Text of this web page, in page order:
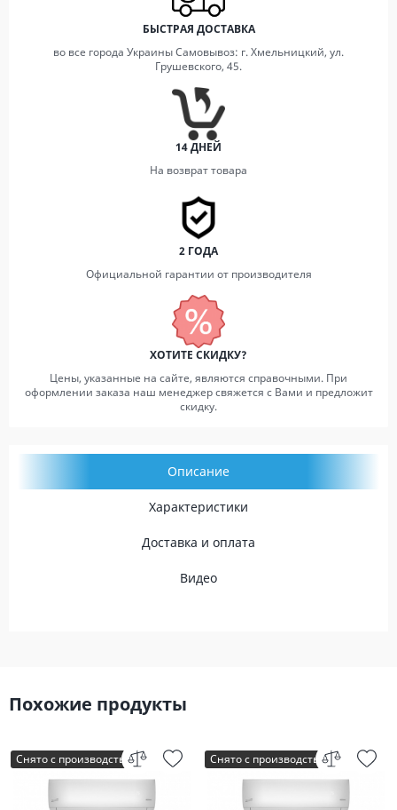
БЫСТРАЯ ДОСТАВКА
во все города Украины Самовывоз: г. Хмельницкий, ул.
Грушевского, 45.
14 ДНЕЙ
На возврат товара
2 ГОДА
Официальной гарантии от производителя
ХОТИТЕ СКИДКУ?
Цены, указанные на сайте, являются справочными. При
оформлении заказа наш менеджер свяжется с Вами и предложит
скидку.
Описание
Характеристики
Доставка и оплата
Видео
Похожие продукты
Снято с производства Снято с производства